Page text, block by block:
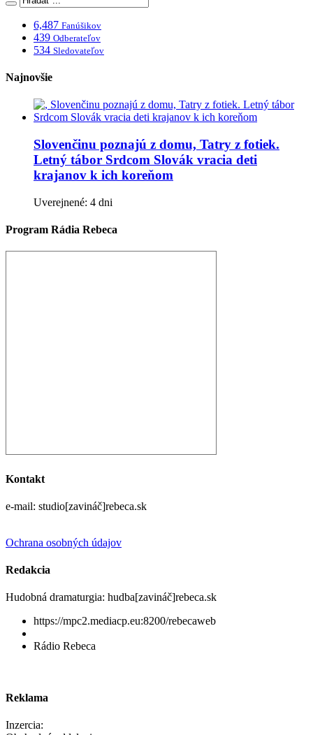
6,487 Fanúšikov
439 Odberateľov
534 Sledovateľov
Najnovšie
Slovenčinu poznajú z domu, Tatry z fotiek.
Letný tábor Srdcom Slovák vracia deti
krajanov k ich koreňom
Uverejnené: 4 dni
Program Rádia Rebeca
Kontakt
e-mail: studio[zavináč]rebeca.sk
Ochrana osobných údajov
Redakcia
Hudobná dramaturgia: hudba[zavináč]rebeca.sk
https://mpc2.mediacp.eu:8200/rebecaweb
Rádio Rebeca
Reklama
Inzercia: